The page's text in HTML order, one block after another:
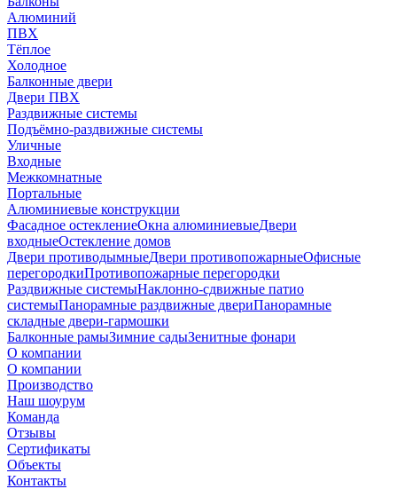
Алюминий
ПВХ
Тёплое
Холодное
Балконные двери
Двери ПВХ
Раздвижные системы
Подъёмно-раздвижные системы
Уличные
Входные
Межкомнатные
Портальные
Алюминиевые конструкции
Фасадное остеклениеОкна алюминиевыеДвери
входныеОстекление домов
Двери противодымныеДвери противопожарныеОфисные
перегородкиПротивопожарные перегородки
Раздвижные системыНаклонно-сдвижные патио
системыПанорамные раздвижные двериПанорамные
складные двери-гармошки
Балконные рамыЗимние садыЗенитные фонари
О компании
О компании
Производство
Наш шоурум
Команда
Отзывы
Сертификаты
Объекты
Контакты